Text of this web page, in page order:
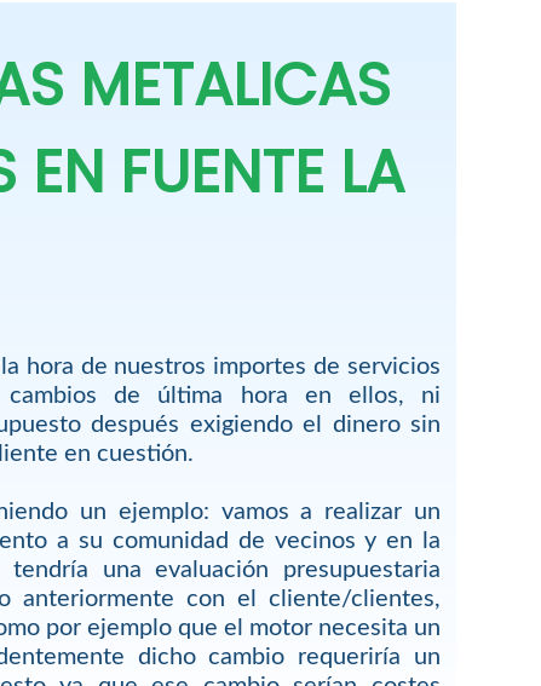
METALICAS
EN FUENTE LA
hora de nuestros importes de servicios
de última hora en ellos, ni
después exigiendo el dinero sin
en cuestión.
un ejemplo: vamos a realizar un
a su comunidad de vecinos y en la
una evaluación presupuestaria
anteriormente con el cliente/clientes,
por ejemplo que el motor necesita un
dicho cambio requeriría un